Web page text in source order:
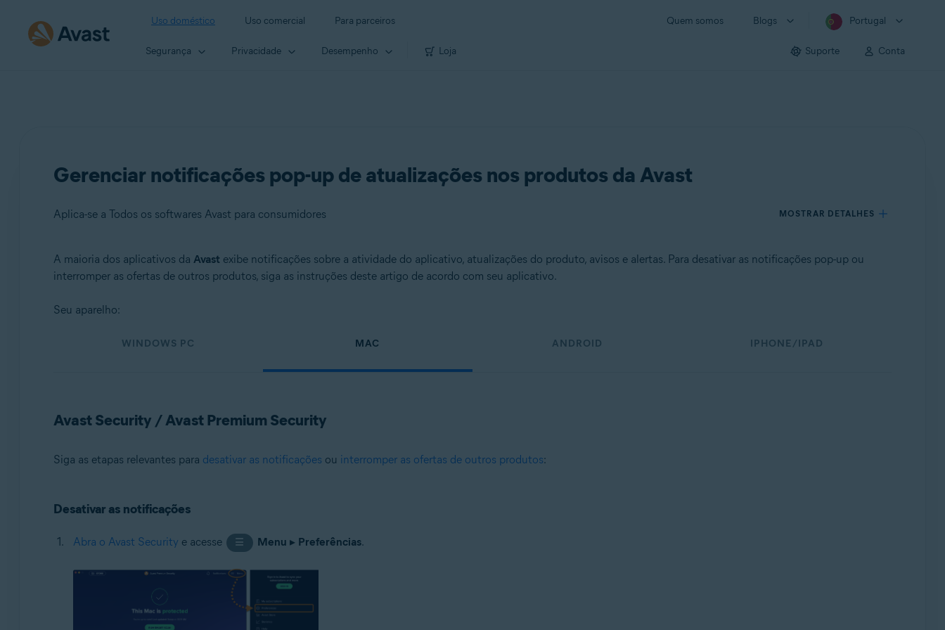
Uso doméstico Uso comercial Para parceiros Quem somos Blogs Portugal
Segurança Privacidade Desempenho Loja Suporte Conta
Gerenciar notificações pop-up de atualizações nos produtos da Avast
Aplica-se a Todos os softwares Avast para consumidores MOSTRAR DETALHES
Todas as plataformas compatíveis
A maioria dos aplicativos da Avast exibe notificações sobre a atividade do aplicativo, atualizações do produto, avisos e alertas. Para desativar as notificações pop-up ou
interromper as ofertas de outros produtos, siga as instruções deste artigo de acordo com seu aplicativo.
Seu aparelho:
WINDOWS PC MAC ANDROID IPHONE/IPAD
Avast Security / Avast Premium Security
Siga as etapas relevantes para desativar as notificações ou interromper as ofertas de outros produtos:
Desativar as notificações
Abra o Avast Security e acesse ☰ Menu ▸ Preferências.